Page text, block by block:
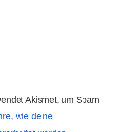
Akismet, um Spam
wie deine